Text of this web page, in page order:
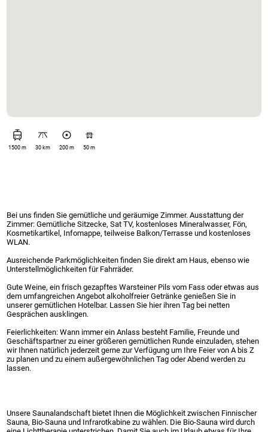
1500 m 30 km 200 m 50 m
Bei uns finden Sie gemütliche und geräumige Zimmer. Ausstattung der
Zimmer: Gemütliche Sitzecke, Sat TV, kostenloses Mineralwasser, Fön,
Kosmetikartikel, Infomappe, teilweise Balkon/Terrasse und kostenloses
WLAN.
Ausreichende Parkmöglichkeiten finden Sie direkt am Haus, ebenso wie
Unterstellmöglichkeiten für Fahrräder.
Gute Weine, ein frisch gezapftes Warsteiner Pils vom Fass oder etwas aus
dem umfangreichen Angebot alkoholfreier Getränke genießen Sie in
unserer gemütlichen Hotelbar. Lassen Sie hier ihren Tag bei netten
Gesprächen ausklingen.
Feierlichkeiten: Wann immer ein Anlass besteht Familie, Freunde und
Geschäftspartner zu einer größeren gemütlichen Runde einzuladen, stehen
wir Ihnen natürlich jederzeit gerne zur Verfügung um Ihre Feier von A bis Z
zu planen und zu einem außergewöhnlichen Tag oder Abend werden zu
lassen.
Unsere Saunalandschaft bietet Ihnen die Möglichkeit zwischen Finnischer
Sauna, Bio-Sauna und Infrarotkabine zu wählen. Die Bio-Sauna wird durch